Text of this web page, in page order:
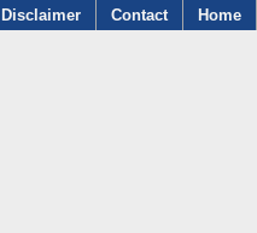
Home
Contact
Disclaimer